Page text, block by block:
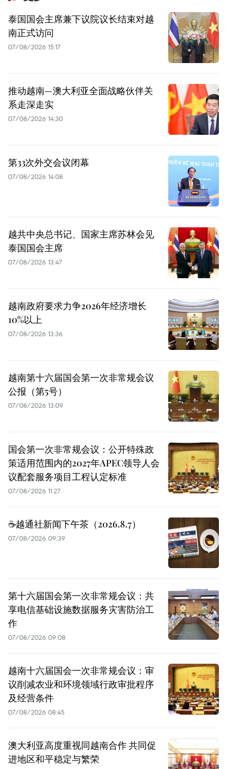
泰国国会主席兼下议院议长结束对越
南正式访问
07/08/2026 15:17
推动越南—澳大利亚全面战略伙伴关
系走深走实
07/08/2026 14:30
第33次外交会议闭幕
07/08/2026 14:08
越共中央总书记、国家主席苏林会见
泰国国会主席
07/08/2026 13:47
越南政府要求力争2026年经济增长
10%以上
07/08/2026 13:36
越南第十六届国会第一次非常规会议
公报（第5号）
07/08/2026 13:09
国会第一次非常规会议：公开特殊政
策适用范围内的2027年APEC领导人会
议配套服务项目工程认定标准
07/08/2026 11:27
☕️越通社新闻下午茶（2026.8.7）
07/08/2026 09:39
第十六届国会第一次非常规会议：共
享电信基础设施数据服务灾害防治工
作
07/08/2026 09:08
越南十六届国会一次非常规会议：审
议削减农业和环境领域行政审批程序
及经营条件
07/08/2026 08:45
澳大利亚高度重视同越南合作 共同促
进地区和平稳定与繁荣